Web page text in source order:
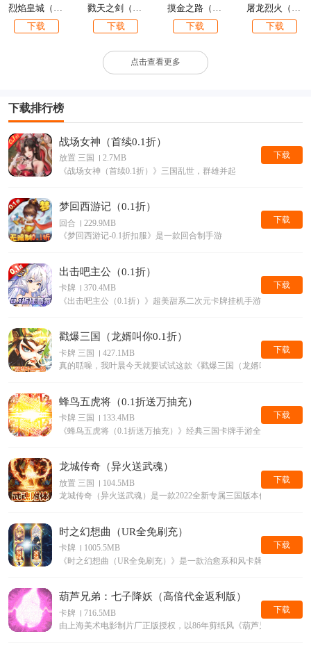
下载
下载
下载
下载
点击查看更多
下载排行榜
战场女神（首续0.1折）
放置 三国
2.7MB
《战场女神（首续0.1折）》三国乱世，群雄并起
下载
梦回西游记（0.1折）
回合
229.9MB
《梦回西游记-0.1折扣服》是一款回合制手游
下载
出击吧主公（0.1折）
卡牌
370.4MB
《出击吧主公（0.1折）》超美甜系二次元卡牌挂机手游它来了
下载
戳爆三国（龙婿叫你0.1折）
卡牌 三国
427.1MB
真的聒噪，我叶晨今天就要试试这款《戳爆三国（龙婿叫你0.1折）
下载
蜂鸟五虎将（0.1折送万抽充）
卡牌 三国
133.4MB
《蜂鸟五虎将（0.1折送万抽充）》经典三国卡牌手游全新0.1折版本
下载
龙城传奇（异火送武魂）
放置 三国
104.5MB
龙城传奇（异火送武魂）是一款2022全新专属三国版本传奇手游
下载
时之幻想曲（UR全免刷充）
卡牌
1005.5MB
《时之幻想曲（UR全免刷充）》是一款治愈系和风卡牌游戏
下载
葫芦兄弟：七子降妖（高倍代金返利版）
卡牌
716.5MB
由上海美术电影制片厂正版授权，以86年剪纸风《葫芦兄弟》动画
下载